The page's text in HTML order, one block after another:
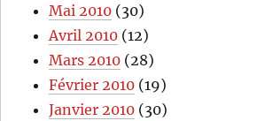
Mai 2010 (30)
Avril 2010 (12)
Mars 2010 (28)
Février 2010 (19)
Janvier 2010 (30)